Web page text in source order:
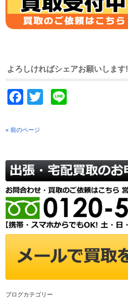
よろしければシェアお願いします!
Facebook
Twitter
« 前のページ
ブログカテゴリー